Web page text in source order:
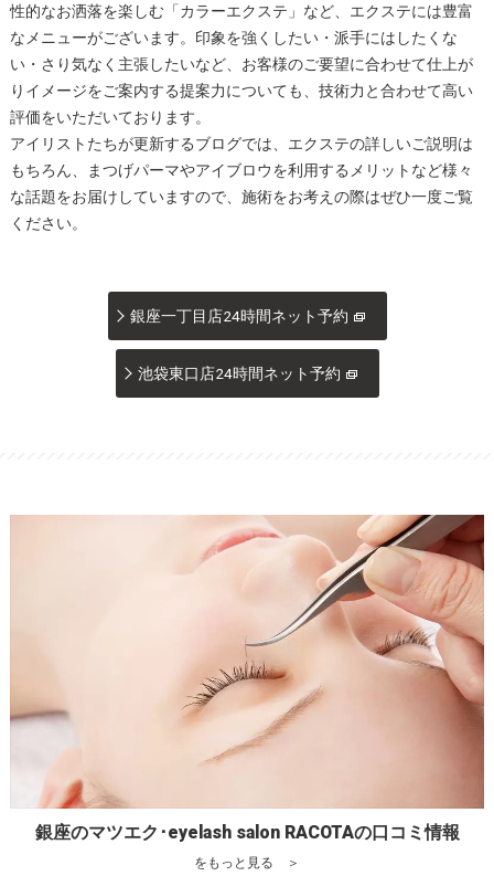
性的なお洒落を楽しむ「カラーエクステ」など、エクステには豊富
なメニューがございます。印象を強くしたい・派手にはしたくな
い・さり気なく主張したいなど、お客様のご要望に合わせて仕上が
りイメージをご案内する提案力についても、技術力と合わせて高い
評価をいただいております。
アイリストたちが更新するブログでは、エクステの詳しいご説明は
もちろん、まつげパーマやアイブロウを利用するメリットなど様々
な話題をお届けしていますので、施術をお考えの際はぜひ一度ご覧
ください。
銀座一丁目店24時間ネット予約
池袋東口店24時間ネット予約
銀座のマツエク･eyelash salon RACOTAの口コミ情報
をもっと見る ＞